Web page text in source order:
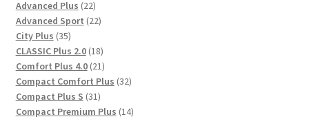
Advanced Plus 2222
Produkte
Advanced Sport 2222
City Plus 3535
Produkte
CLASSIC Plus 2.0 1818
Produkte
Comfort Plus 4.0 2121
Produkte
Compact Comfort Plus 3232
Compact Plus S 3131
Produkte
Compact Premium Plus 1414